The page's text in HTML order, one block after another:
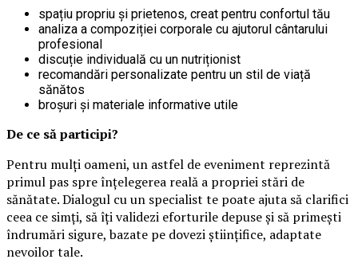
spațiu propriu și prietenos, creat pentru confortul tău
analiza a compoziției corporale cu ajutorul cântarului
profesional
discuție individuală cu un nutriționist
recomandări personalizate pentru un stil de viață
sănătos
broșuri și materiale informative utile
De ce să participi?
Pentru mulți oameni, un astfel de eveniment reprezintă
primul pas spre înțelegerea reală a propriei stări de
sănătate. Dialogul cu un specialist te poate ajuta să clarifici
ceea ce simți, să îți validezi eforturile depuse și să primești
îndrumări sigure, bazate pe dovezi științifice, adaptate
nevoilor tale.